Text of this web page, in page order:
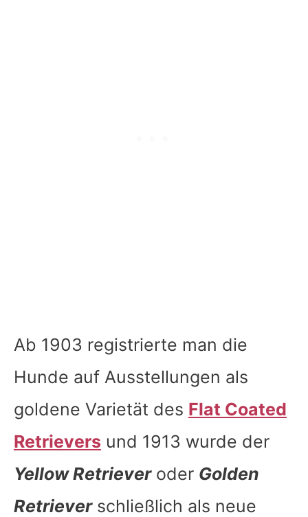
Ab 1903 registrierte man die
Hunde auf Ausstellungen als
goldene Varietät des Flat Coated
Retrievers und 1913 wurde der
Yellow Retrieveroder Golden
Retrieverschließlich als neue